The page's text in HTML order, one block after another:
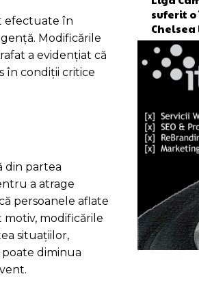
efectuate în
Modificările
a evidențiat că
în condiții critice
din partea
a atrage
persoanele aflate
motiv, modificările
situațiilor,
diminua
suferit